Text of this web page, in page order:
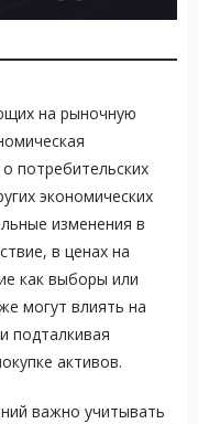
на рыночную
потребительских
экономических
изменения в
в ценах на
как выборы или
могут влиять на
подталкивая
активов.
важно учитывать